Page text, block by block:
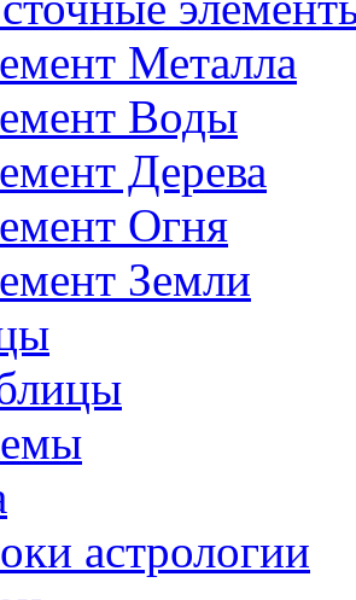
Металла
Воды
Дерева
Огня
Земли
астрологии